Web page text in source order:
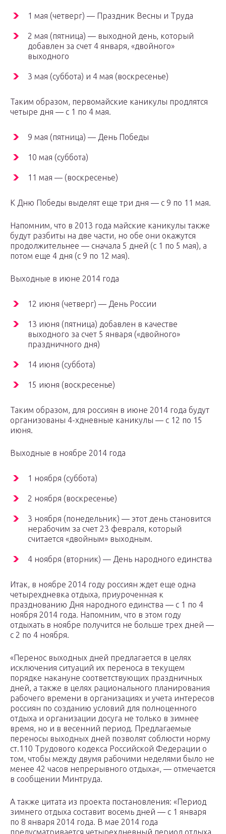
1 мая (четверг) — Праздник Весны и Труда
2 мая (пятница) — выходной день, который
добавлен за счет 4 января, «двойного»
выходного
3 мая (суббота) и 4 мая (воскресенье)
Таким образом, первомайские каникулы продлятся
четыре дня — с 1 по 4 мая.
9 мая (пятница) — День Победы
10 мая (суббота)
11 мая — (воскресенье)
К Дню Победы выделят еще три дня — с 9 по 11 мая.
Напомним, что в 2013 года майские каникулы также
будут разбиты на две части, но обе они окажутся
продолжительнее — сначала 5 дней (с 1 по 5 мая), а
потом еще 4 дня (с 9 по 12 мая).
Выходные в июне 2014 года
12 июня (четверг) — День России
13 июня (пятница) добавлен в качестве
выходного за счет 5 января («двойного»
праздничного дня)
14 июня (суббота)
15 июня (воскресенье)
Таким образом, для россиян в июне 2014 года будут
организованы 4-хдневные каникулы — с 12 по 15
июня.
Выходные в ноябре 2014 года
1 ноября (суббота)
2 ноября (воскресенье)
3 ноября (понедельник) — этот день становится
нерабочим за счет 23 февраля, который
считается «двойным» выходным.
4 ноября (вторник) — День народного единства
Итак, в ноябре 2014 году россиян ждет еще одна
четырехдневка отдыха, приуроченная к
празднованию Дня народного единства — с 1 по 4
ноября 2014 года. Напомним, что в этом году
отдыхать в ноябре получится не больше трех дней —
с 2 по 4 ноября.
«Перенос выходных дней предлагается в целях
исключения ситуаций их переноса в текущем
порядке накануне соответствующих праздничных
дней, а также в целях рационального планирования
рабочего времени в организациях и учета интересов
россиян по созданию условий для полноценного
отдыха и организации досуга не только в зимнее
время, но и в весенний период. Предлагаемые
переносы выходных дней позволят соблюсти норму
ст.110 Трудового кодекса Российской Федерации о
том, чтобы между двумя рабочими неделями было не
менее 42 часов непрерывного отдыха«, — отмечается
в сообщении Минтруда.
А также цитата из проекта постановления: «Период
зимнего отдыха составит восемь дней — с 1 января
по 8 января 2014 года. В мае 2014 года
предусматривается четырехдневный период отдыха,